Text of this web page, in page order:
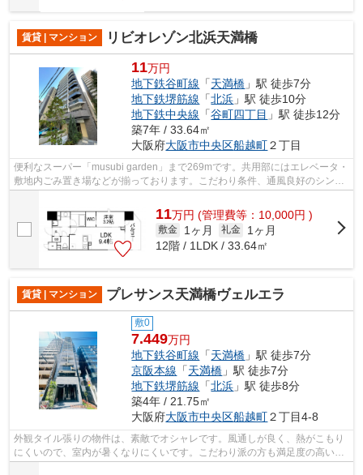
賃貸 | マンション リビオレゾン北浜天満橋
11万円
地下鉄谷町線 「天満橋 」駅 徒歩7分
地下鉄堺筋線 「北浜 」駅 徒歩10分
地下鉄中央線 「谷町四丁目 」駅 徒歩12分
築7年 / 33.64㎡
大阪府大阪市中央区船越町２丁目
便利なスーパー「musubi garden」まで269mです。共用部にはエレベータ・
敷地内ごみ置き場などが揃っております。こだわり条件、通風良好のシンプ
11万円 (管理費等：10,000円 )
敷金 1ヶ月 礼金
1ヶ月
12階 / 1LDK / 33.64㎡
賃貸 | マンション プレサンス天満橋ヴェルエラ
敷0
7.449万円
地下鉄谷町線 「天満橋 」駅 徒歩7分
京阪本線 「天満橋 」駅 徒歩7分
地下鉄堺筋線 「北浜 」駅 徒歩8分
築4年 / 21.75㎡
大阪府大阪市中央区船越町２丁目4-8
外観タイル張りの物件は、素敵でオシャレです。風通しが良く、熱がこもり
にくいので、室内が暑くなりにくいです。こだわり派の方も満足度の高いデ